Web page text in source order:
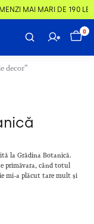
MAI MARI DE 190 LEI
0
decor”
la Grădina Botanică.
primăvara, când totul
mi-a plăcut tare mult și